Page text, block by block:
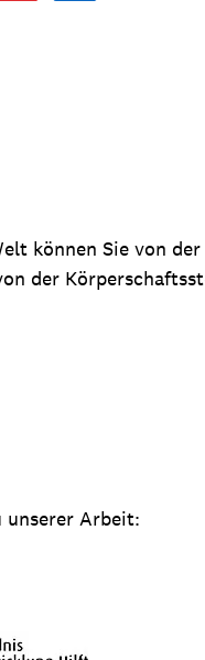
können Sie von
der
unserer Arbeit: